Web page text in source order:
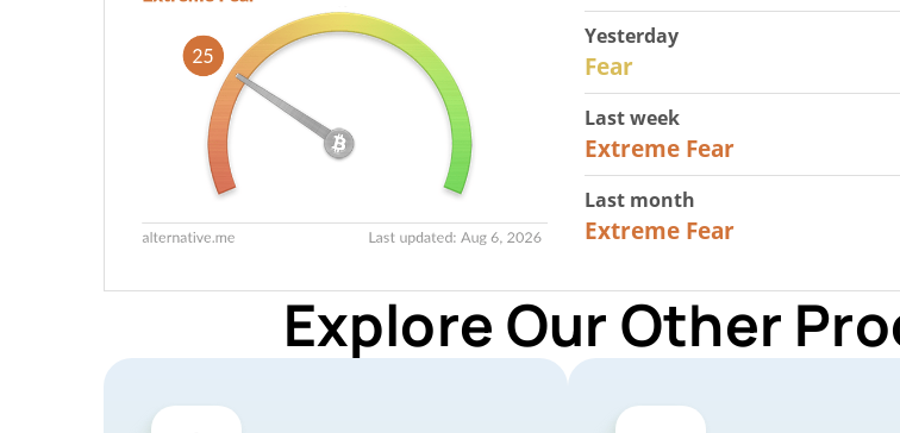
Yesterday
Fear
Last week
Extreme Fear
Last month
Extreme Fear
Explore Our Other